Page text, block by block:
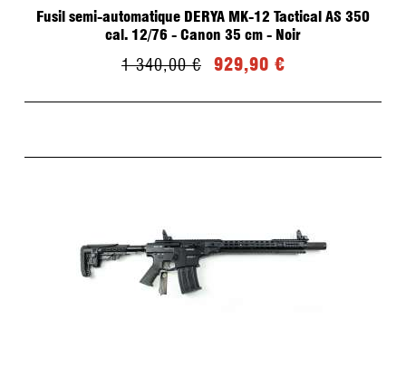
Fusil semi-automatique DERYA MK-12 Tactical AS 350
cal. 12/76 - Canon 35 cm - Noir
1 340,00 € 929,90 €